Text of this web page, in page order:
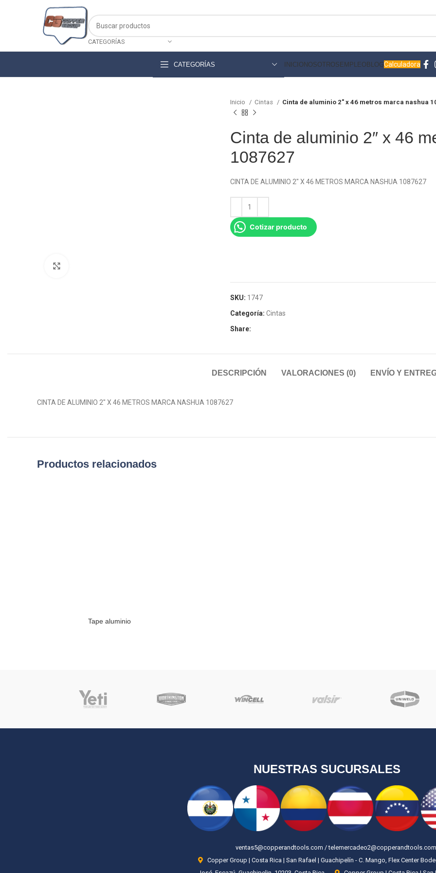
CATEGORÍAS
CATEGORÍAS INICIONOSOTROSEMPLEOBLOGCalculadora
Inicio Cintas Cinta de aluminio 2″ x 46 metros marca nashua
Cinta de aluminio 2″ x 46
1087627
CINTA DE ALUMINIO 2″ X 46 METROS MARCA NASHUA 1087627
Cotizar producto
SKU: 1747
Categoría: Cintas
Share:
DESCRIPCIÓN VALORACIONES (0) ENVÍO Y
CINTA DE ALUMINIO 2″ X 46 METROS MARCA NASHUA 1087627
Productos relacionados
SELECCIONAR OPCIONES
Tape aluminio
NUESTRAS SUCURSALES
ventas5@copperandtools.com / telemercadeo2@copperandtools.com
Copper Group | Costa Rica | San Rafael | Guachipelín - C. Mango, Flex Center
Descarga nuestro catálogo de productos